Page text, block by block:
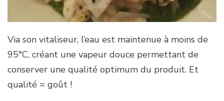
Via son vitaliseur, l’eau est maintenue à moins de
95°C, créant une vapeur douce permettant de
conserver une qualité optimum du produit. Et
qualité = goût !